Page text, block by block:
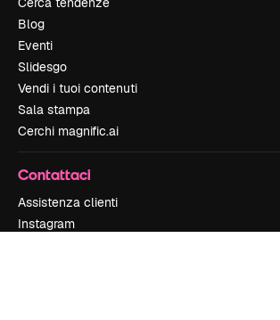
Blog
Eventi
Slidesgo
Vendi i tuoi contenuti
Sala stampa
Cerchi magnific.ai
Contattaci
Assistenza clienti
Instagram